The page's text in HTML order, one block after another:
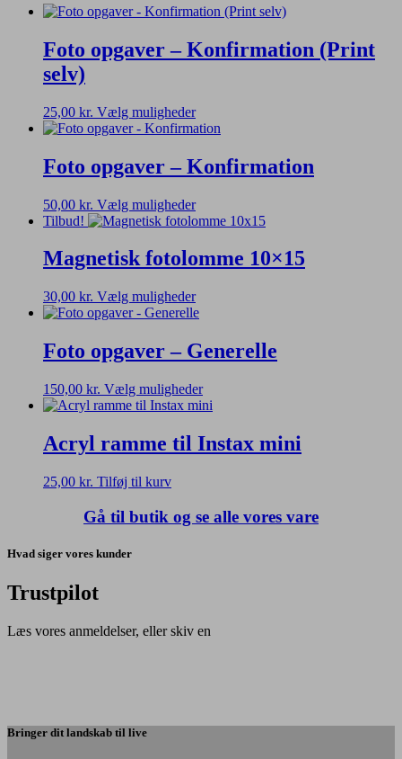
Foto opgaver – Konfirmation (Print
selv)
25,00 kr. Vælg mulighederDette
vare
flere
varianter.
kan
vælges
varesiden
Foto opgaver – Konfirmation
50,00 kr. Vælg mulighederDette
vare
flere
varianter.
kan
vælges
varesiden
Tilbud!
Magnetisk fotolomme 10×15
30,00 kr. Vælg mulighederDette
vare
flere
varianter.
kan
vælges
varesiden
Foto opgaver – Generelle
150,00 kr. Vælg mulighederDette
vare
flere
varianter.
på
Acryl ramme til Instax mini
25,00 kr. Tilføj til kurv
Gå til butik og se alle vores vare
Hvad siger vores kunder
Trustpilot
Læs vores anmeldelser, eller skiv en
Bringer dit landskab til live